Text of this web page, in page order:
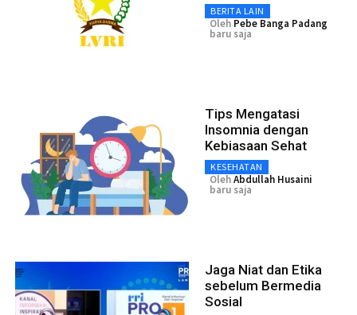
BERITA LAIN
Oleh Pebe Banga Padang
baru saja
Tips Mengatasi
Insomnia dengan
Kebiasaan Sehat
KESEHATAN
OlehAbdullah Husaini
baru saja
Jaga Niat dan Etika
sebelum Bermedia
Sosial